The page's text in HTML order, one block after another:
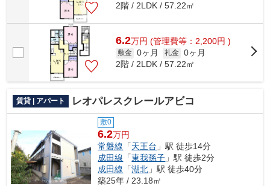
2階 / 2LDK / 57.22㎡
6.2万円 (管理費等：2,200円 )
敷金 0ヶ月 礼金 0ヶ月
2階 / 2LDK / 57.22㎡
賃貸 | アパート レオパレスクレールアビコ
敷0
6.2万円
常磐線 「天王台 」駅 徒歩14分
成田線 「東我孫子 」駅 徒歩2分
成田線 「湖北 」駅 徒歩40分
築25年 / 23.18㎡